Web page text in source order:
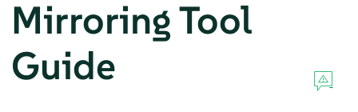
Mirroring Tool
Guide